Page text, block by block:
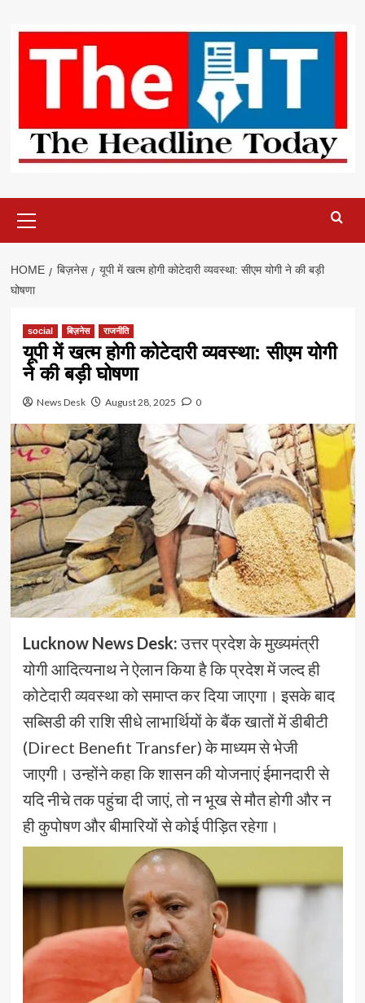
content
Menu
HOME बिज़नेस
यूपी में खत्म होगी कोटेदारी व्यवस्था: सीएम योगी ने की बड़ी
घोषणा
social बिज़नेस राजनीति
यूपी में खत्म होगी कोटेदारी व्यवस्था: सीएम योगी
ने की बड़ी घोषणा
News Desk August 28, 2025 0
Lucknow News Desk:उत्तर प्रदेश के मुख्यमंत्री
योगी आदित्यनाथ ने ऐलान किया है कि प्रदेश में जल्द ही
कोटेदारी व्यवस्था को समाप्त कर दिया जाएगा। इसके बाद
सब्सिडी की राशि सीधे लाभार्थियों के बैंक खातों में डीबीटी
(Direct Benefit Transfer) के माध्यम से भेजी
जाएगी। उन्होंने कहा कि शासन की योजनाएं ईमानदारी से
यदि नीचे तक पहुंचा दी जाएं, तो न भूख से मौत होगी और न
ही कुपोषण और बीमारियों से कोई पीड़ित रहेगा।